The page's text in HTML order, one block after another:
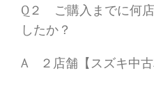
Q２ ご購入までに何
したか？
A ２店舗【スズキ中古